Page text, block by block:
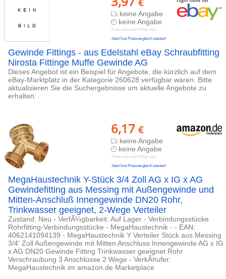
€
keine Angabe
keine Angabe
Preis kann jetzt höher sein
Jetzt live Preisvergleich starten!
Gewinde Fittings - aus Edelstahl eBay Schraubfitting
Nirosta Fittinge Muffe Gewinde AG
Dieses Angebot ist ein Beispiel für Angebote, die kürzlich auf dem
eBay-Marktplatz in der Kategorie 260628 verfügbar waren. Bitte
aktualisieren Sie die Suchergebnisse um aktuelle Angebote zu
erhalten.
6,17 €
keine Angabe
keine Angabe
Preis kann jetzt höher sein
Jetzt live Preisvergleich starten!
MegaHaustechnik Y-Stück 3/4 Zoll AG x IG x AG
Gewindefitting aus Messing mit Außengewinde und
Mitten-Anschluß Innengewinde DN20 Rohr,
Trinkwasser geeignet, 2-Wege Verteiler
Zustand: Neu - VerfÃ¼gbarkeit: Auf Lager - Verbindungsstücke
Rohrfitting-Verbindungsstücke - MegaHaustechnik - - EAN:
4062141094139 - MegaHaustechnik Y Verteiler Stück aus Messing
3/4' Zoll Außengewinde mit Mitten Anschluss Innengewinde AG x IG
x AG DN20 Gewinde Fitting Trinkwasser geeignet Rohr
Verschraubung 3 Anschlüsse 2 Wege - VerkÃ¤ufer:
MegaHaustechnik im amazon.de Marketplace